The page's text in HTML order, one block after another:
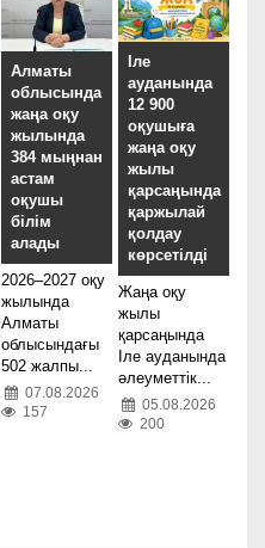
Алматы
облысында
жаңа оқу
жылында
384 мыңнан
астам
оқушы
білім
алады
2026–2027 оқу
жылында
Алматы
облысындағы
502 жалпы...
07.08.2026
157
Іле
ауданында
12 900
оқушыға
жаңа оқу
жылы
қарсаңында
қаржылай
қолдау
көрсетілді
Жаңа оқу
жылы
қарсаңында
Іле ауданында
әлеуметтік...
05.08.2026
200